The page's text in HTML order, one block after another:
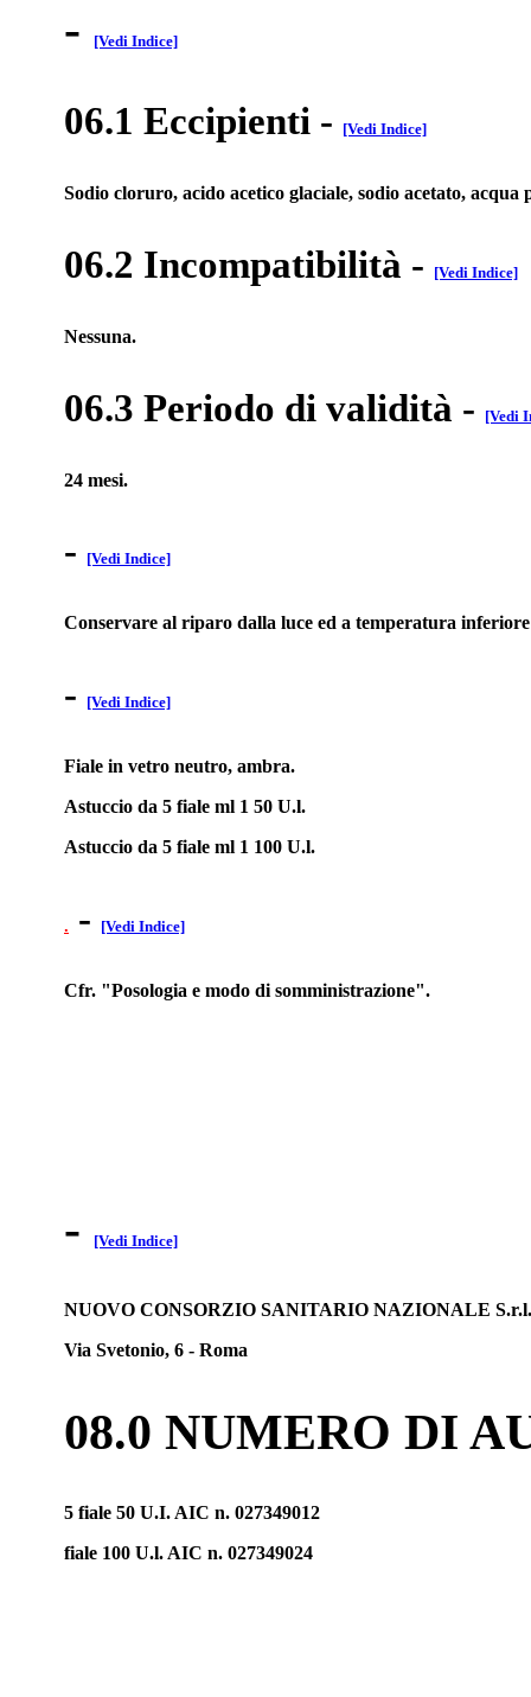
- [Vedi Indice]
06.1 Eccipienti - [Vedi Indice]
Sodio cloruro, acido acetico glaciale, sodio acetato,
06.2 Incompatibilità - [Vedi Indice]
Nessuna.
06.3 Periodo di validità - [Vedi
24 mesi.
- [Vedi Indice]
Conservare al riparo dalla luce ed a temperatura inferiore
- [Vedi Indice]
Fiale in vetro neutro, ambra.
Astuccio da 5 fiale ml 1 50 U.l.
Astuccio da 5 fiale ml 1 100 U.l.
. - [Vedi Indice]
Cfr. "Posologia e modo di somministrazione".
- [Vedi Indice]
NUOVO CONSORZIO SANITARIO NAZIONALE S.r.l.
Via Svetonio, 6 - Roma
08.0 NUMERO DI
5 fiale 50 U.I. AIC n. 027349012
fiale 100 U.l. AIC n. 027349024